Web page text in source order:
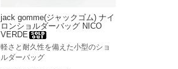
jack gomme(ジャックゴム) ナイ
ロンショルダーバッグ NICO
VERDE
軽さと耐久性を備えた小型のショ
ルダーバッグ